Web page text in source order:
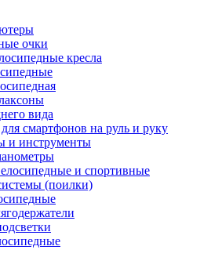
очки
кресла
вида
смартфонов на руль и руку
и инструменты
и спортивные
(поилки)